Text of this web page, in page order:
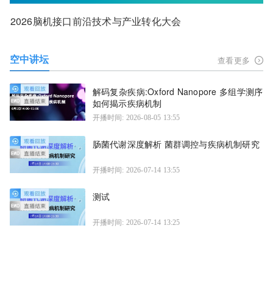
2026脑机接口前沿技术与产业转化大会
空中讲坛 查看更多
解码复杂疾病:Oxford Nanopore 多组学测序
如何揭示疾病机制
开播时间: 2026-08-05 13:55
肠菌代谢深度解析 菌群调控与疾病机制研究
开播时间: 2026-07-14 13:55
测试
开播时间: 2026-07-14 13:25